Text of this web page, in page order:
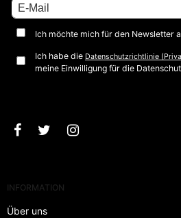
Ich möchte mich für den Newsletter
Ich habe die Datenschutzrichtlinie
meine Einwilligung für die
INFORMATION
Über uns